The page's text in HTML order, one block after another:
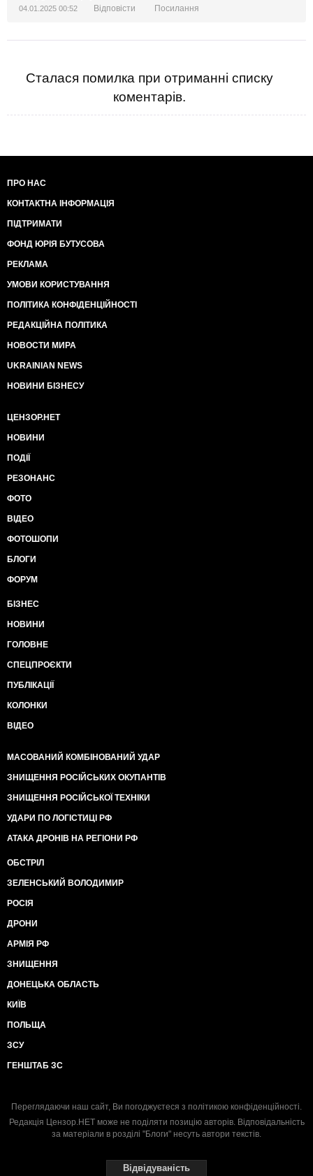
04.01.2025 00:52 Відповісти Посилання
Сталася помилка при отриманні списку
коментарів.
ПРО НАС
КОНТАКТНА ІНФОРМАЦІЯ
ПІДТРИМАТИ
ФОНД ЮРІЯ БУТУСОВА
РЕКЛАМА
УМОВИ КОРИСТУВАННЯ
ПОЛІТИКА КОНФІДЕНЦІЙНОСТІ
РЕДАКЦІЙНА ПОЛІТИКА
НОВОСТИ МИРА
UKRAINIAN NEWS
НОВИНИ БІЗНЕСУ
ЦЕНЗОР.НЕТ
НОВИНИ
ПОДІЇ
РЕЗОНАНС
ФОТО
ВІДЕО
ФОТОШОПИ
БЛОГИ
ФОРУМ
БІЗНЕС
НОВИНИ
ГОЛОВНЕ
СПЕЦПРОЄКТИ
ПУБЛІКАЦІЇ
КОЛОНКИ
ВІДЕО
МАСОВАНИЙ КОМБІНОВАНИЙ УДАР
ЗНИЩЕННЯ РОСІЙСЬКИХ ОКУПАНТІВ
ЗНИЩЕННЯ РОСІЙСЬКОЇ ТЕХНІКИ
УДАРИ ПО ЛОГІСТИЦІ РФ
АТАКА ДРОНІВ НА РЕГІОНИ РФ
ОБСТРІЛ
ЗЕЛЕНСЬКИЙ ВОЛОДИМИР
РОСІЯ
ДРОНИ
АРМІЯ РФ
ЗНИЩЕННЯ
ДОНЕЦЬКА ОБЛАСТЬ
КИЇВ
ПОЛЬЩА
ЗСУ
ГЕНШТАБ ЗС
Переглядаючи наш сайт, Ви погоджуєтеся з політикою конфіденційності.
Редакція Цензор.НЕТ може не поділяти позицію авторів. Відповідальність
за матеріали в розділі "Блоги" несуть автори текстів.
Відвідуваність